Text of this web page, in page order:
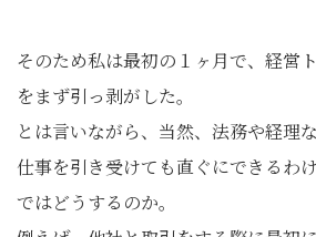
そのため私は最初の１ヶ月で、経営
をまず引っ剥がした。
とは言いながら、当然、法務や経理
仕事を引き受けても直ぐにできるわけ
ではどうするのか。